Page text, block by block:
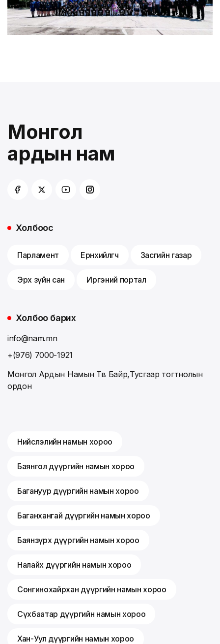
Монгол
ардын нам
Холбоос
Парламент Ерөнхийлөгч Засгийн газар
Эрх зүйн сан Иргэний портал
Холбоо барих
info@nam.mn
+(976) 7000-1921
Монгол Ардын Намын Төв Байр,Тусгаар тогтнолын
ордон
Нийслэлийн намын хороо
Баянгол дүүргийн намын хороо
Багануур дүүргийн намын хороо
Баганхангай дүүргийн намын хороо
Баянзүрх дүүргийн намын хороо
Налайх дүүргийн намын хороо
Сонгинохайрхан дүүргийн намын хороо
Сүхбаатар дүүргийн намын хороо
Хан-Уул дүүргийн намын хороо